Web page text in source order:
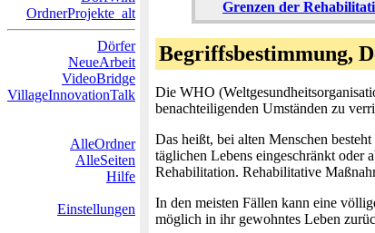
OrdnerProjekte_alt
Dörfer
NeueArbeit
VideoBridge
VillageInnovationTalk
AlleOrdner
AlleSeiten
Hilfe
Einstellungen
Grenzen der
Begriffsbestimmung,
Die WHO
benachteiligenden Umständen zu
Das heißt, bei alten Menschen
täglichen Lebens eingeschränkt oder
Rehabilitation. Rehabilitative
In den meisten Fällen kann eine
möglich in ihr gewohntes Leben